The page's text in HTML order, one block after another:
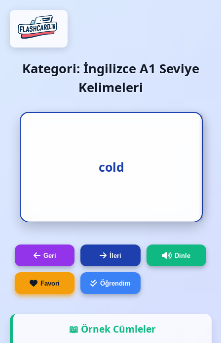
Kategori: İngilizce A1 Seviye
Kelimeleri
cold
2.soğukkanlı [s.] 3.soğuk
Geri İleri Dinle
Favori Öğrendim
📖 Örnek Cümleler